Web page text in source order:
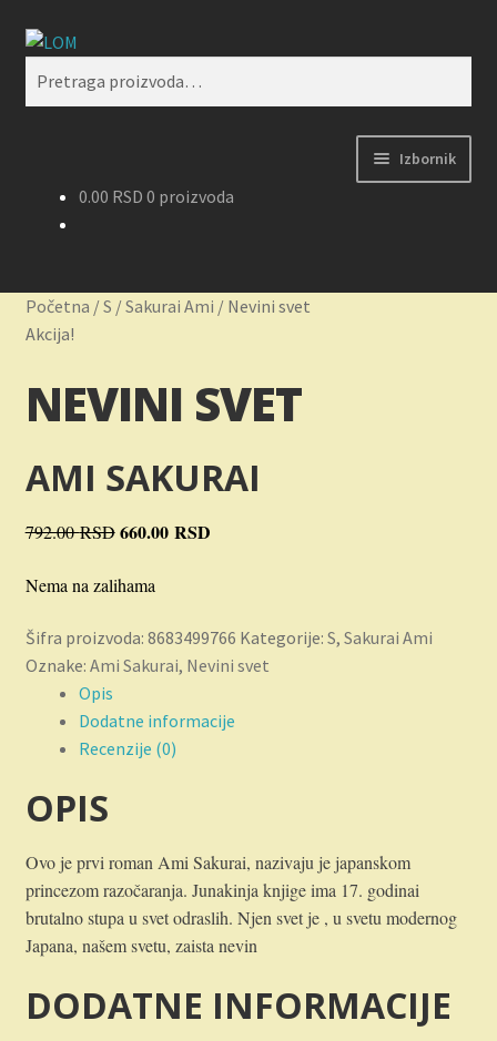
Preskoči
navigaciju
Skoči
Pretraži
Izbornik
Korpa
Kupovina, isporuka i reklamacije
Uslovi korišćenja
0.00 RSD 0 proizvoda
Početna /S /Sakurai Ami / Nevini svet
Akcija!
NEVINI SVET
AMI SAKURAI
792.00RSD Originalna
je
792.00 RSD.
660.00 RSDTrenutna
Nema na zalihama
Šifra proizvoda: 8683499766 Kategorije: S, Sakurai Ami
Oznake: Ami Sakurai, Nevini svet
Opis
Dodatne informacije
Recenzije (0)
OPIS
Ovo je prvi roman Ami Sakurai, nazivaju je japanskom
princezom razočaranja. Junakinja knjige ima 17. godinai
brutalno stupa u svet odraslih. Njen svet je , u svetu modernog
Japana, našem svetu, zaista nevin
DODATNE INFORMACIJE